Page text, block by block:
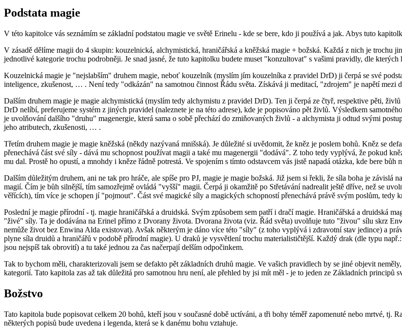
Podstata magie
V této kapitolce vás seznámím se základní podstatou magie ve světě Erinelu - kde se bere, kdo ji používá a jak. Abys tuto
V zásadě dělíme magii do 4 skupin: kouzelnická, alchymistická, hraničářská a kněžská magie + božská. Každá z nich je
jednotlivé kategorie trochu podrobněji. Je snad jasné, že tuto kapitolku budete muset "konzultovat" s vašimi pravidly, dle kterých
Kouzelnická magie je "nejslabším" druhem magie, neboť kouzelník (myslím jím kouzelníka z pravidel DrD) ji čerpá se své
inteligence, zkušenost, … . Není tedy "odkázán" na samotnou činnost Řádu světa. Získává ji meditací, "zdrojem" je napětí mezi
Dalším druhem magie je magie alchymistická (myslím tedy alchymistu z pravidel DrD). Ten ji čerpá ze čtyř, respektive pěti,
DrD nelíbí, preferujeme systém z jiných pravidel (naleznete je na této adrese), kde je popisováno pět živlů. Výsledkem
je uvolňování dalšího "druhu" magenergie, která sama o sobě přechází do zmiňovaných živlů - a alchymista ji odtud svými
jeho atributech, zkušenosti, … .
Třetím druhem magie je magie kněžská (někdy nazývaná mnišská). Je důležité si uvědomit, že kněz je poslem bohů. Kněz se
přenechává část své síly - dává mu schopnost používat magii a také mu magenergii "dodává". Z toho tedy vyplývá, že pokud
mu dal. Prostě ho opustí, a mnohdy i kněze řádně potrestá. Ve spojením s tímto odstavcem vás jistě napadá otázka, kde bere
Dalším důležitým druhem, ani ne tak pro hráče, ale spíše pro PJ, magie je magie božská. Již jsem si řekli, že síla boha je
magií. Čím je bůh silnější, tím samozřejmě ovládá "vyšší" magii. Čerpá ji okamžitě po Střetávání nadrealit ještě dříve, než se
věřících), tím více je schopen jí "pojmout". Část své magické síly a magických schopností přenechává právě svým poslům, tedy
Poslední je magie přírodní - tj. magie hraničářská a druidská. Svým způsobem sem patří i dračí magie. Hraničářská a druidská
"živé" síly. Ta je dodávána na Erinel přímo z Dvorany života. Dvorana života (viz. Řád světa) uvolňuje tuto "živou" sílu skrz
nemůže život bez Enwina Alda existovat). Avšak některým je dáno více této "síly" (z toho vyplývá i zdravotní stav jedince) a
plyne síla druidů a hraničářů v podobě přírodní magie). U draků je vysvětlení trochu materialističtější. Každý drak (dle typu
jsou nejspíš tak obrovití) a tu také jednou za čas načerpají delším odpočinkem.
Tak to bychom měli, charakterizovali jsem se defakto pět základních druhů magie. Ve vašich pravidlech by se jiné objevit
kategorií. Tato kapitola zas až tak důležitá pro samotnou hru není, ale přehled by jsi mít měl - je to jeden ze Základních principů
Božstvo
Tato kapitola bude popisovat celkem 20 bohů, kteří jsou v současné době uctíváni, a tři bohy téměř zapomenuté nebo mrtvé, tj.
některých popisů bude uvedena i legenda, která se k danému bohu vztahuje.